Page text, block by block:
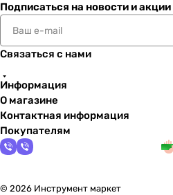
Подписаться на новости и акции
Связаться с нами
Информация
О магазине
Контактная информация
Покупателям
© 2026 Инструмент маркет